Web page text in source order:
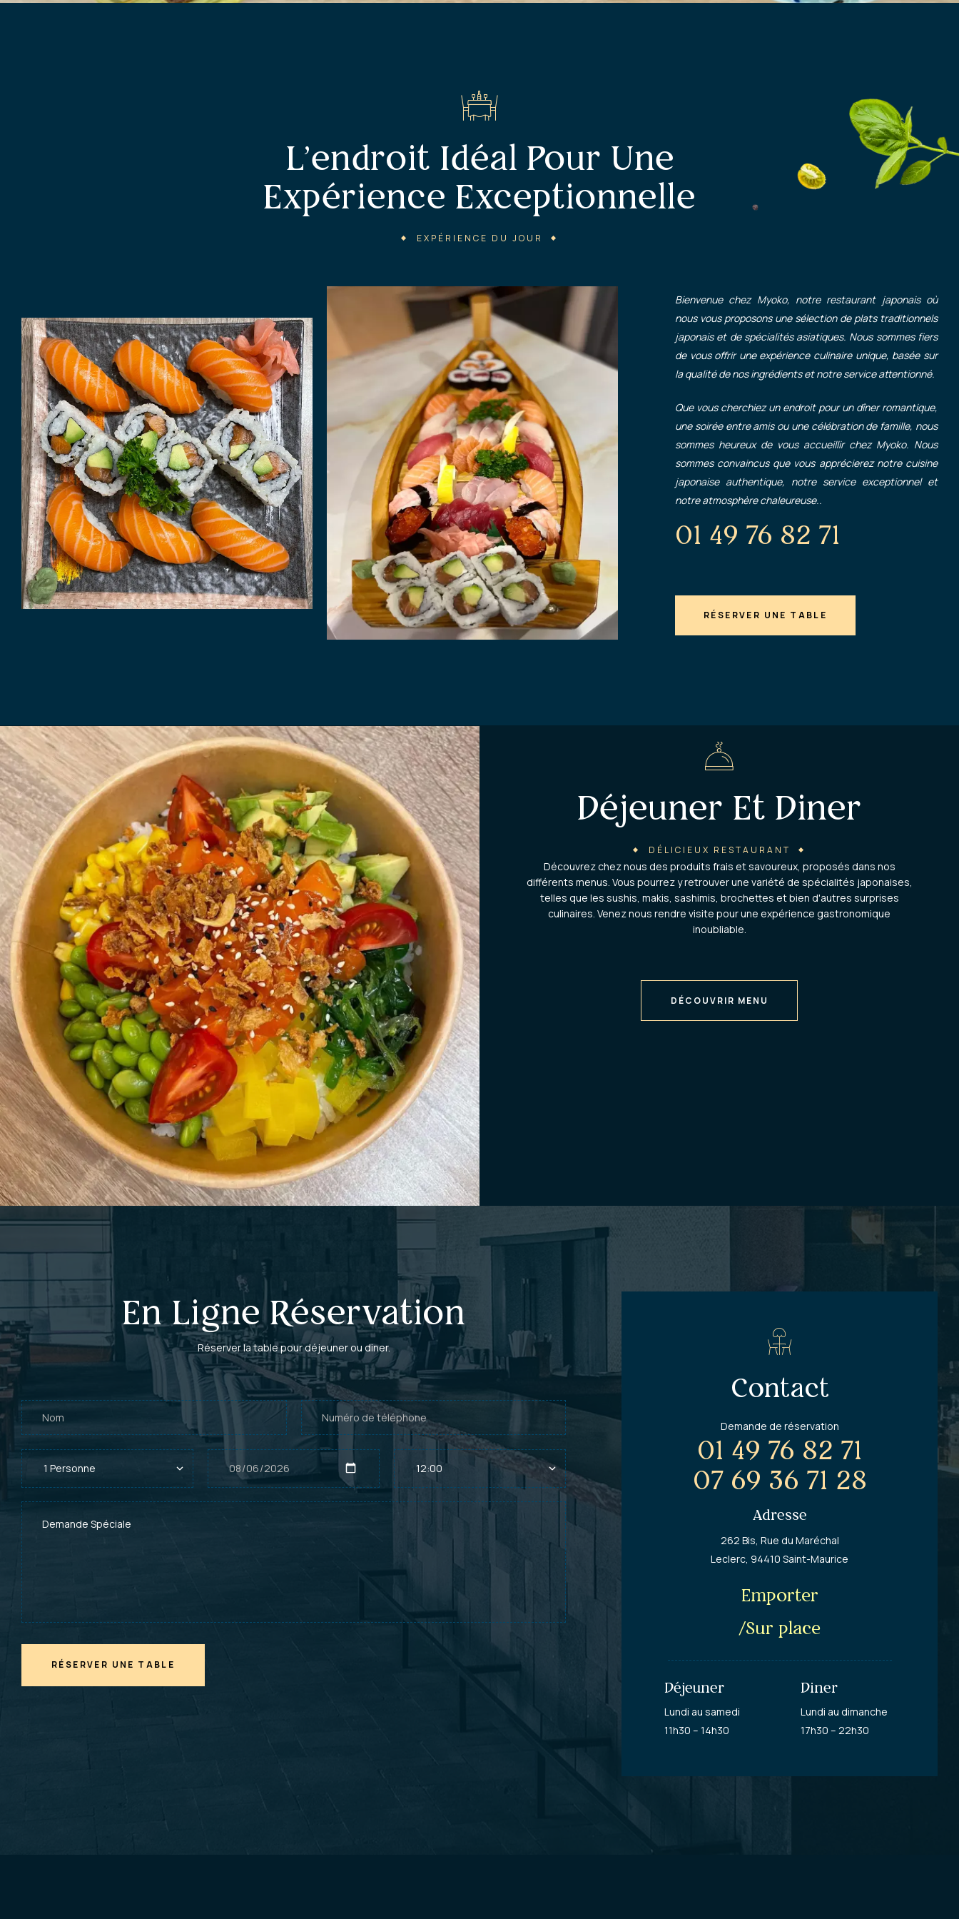
L'endroit Idéal Pour Une
Expérience Exceptionnelle
EXPÉRIENCE DU JOUR
Bienvenue chez Myoko, notre restaurant japonais où
nous vous proposons une sélection de plats traditionnels
japonais et de spécialités asiatiques. Nous sommes fiers
de vous offrir une expérience culinaire unique, basée sur
la qualité de nos ingrédients et notre service attentionné.
Que vous cherchiez un endroit pour un dîner romantique,
une soirée entre amis ou une célébration de famille, nous
sommes heureux de vous accueillir chez Myoko. Nous
sommes convaincus que vous apprécierez notre cuisine
japonaise authentique, notre service exceptionnel et
notre atmosphère chaleureuse..
01 49 76 82 71
RÉSERVER UNE TABLE
Déjeuner Et Diner
DÉLICIEUX RESTAURANT
Découvrez chez nous des produits frais et savoureux, proposés dans nos
différents menus. Vous pourrez y retrouver une variété de spécialités japonaises,
telles que les sushis, makis, sashimis, brochettes et bien d'autres surprises
culinaires. Venez nous rendre visite pour une expérience gastronomique
inoubliable.
DÉCOUVRIR MENU
En Ligne Réservation
Réserver la table pour déjeuner ou diner.
Contact
Demande de réservation
01 49 76 82 71
07 69 36 71 28
Adresse
262 Bis, Rue du Maréchal
Leclerc, 94410 Saint-Maurice
Emporter
/Sur place
Déjeuner
Lundi au samedi
11h30 – 14h30
Diner
Lundi au dimanche
17h30 – 22h30